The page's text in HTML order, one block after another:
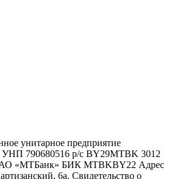
средства для окрашивания волос
унитарное предприятие
УНП 790680516 р/с BY29MTBK 3012
«МТБанк» БИК MTBKBY22 Адрес
6а. Свидетельство о